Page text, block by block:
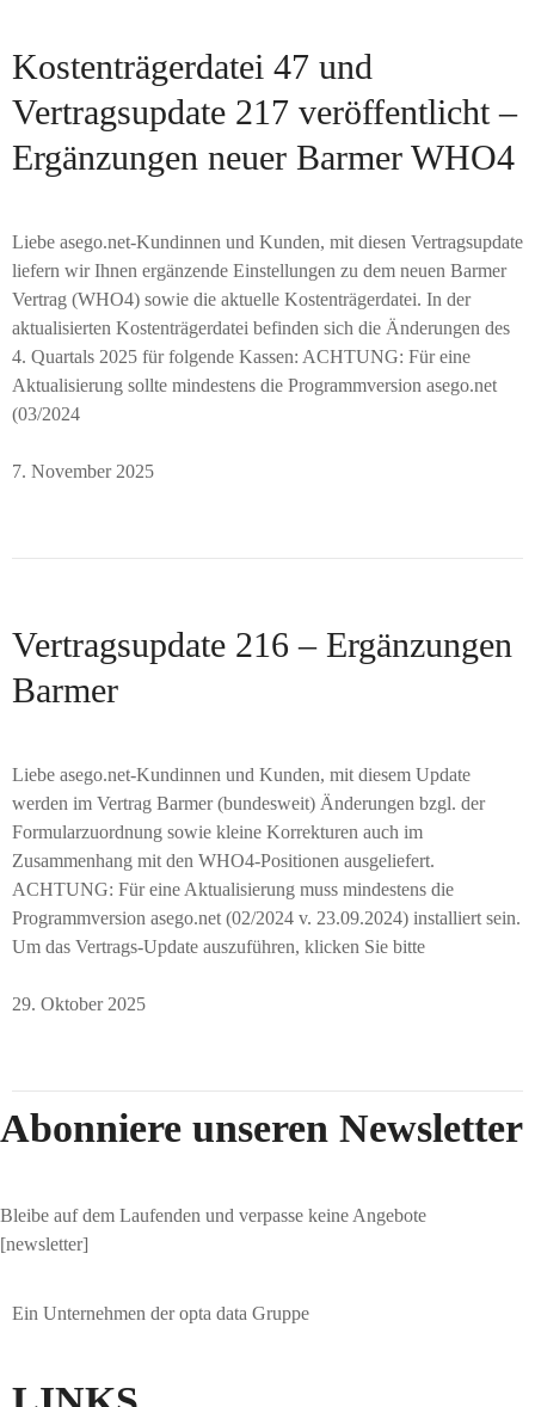
Kostenträgerdatei 47 und
Vertragsupdate 217 veröffentlicht –
Ergänzungen neuer Barmer WHO4
Liebe asego.net-Kundinnen und Kunden, mit diesen Vertragsupdate
liefern wir Ihnen ergänzende Einstellungen zu dem neuen Barmer
Vertrag (WHO4) sowie die aktuelle Kostenträgerdatei. In der
aktualisierten Kostenträgerdatei befinden sich die Änderungen des
4. Quartals 2025 für folgende Kassen: ACHTUNG: Für eine
Aktualisierung sollte mindestens die Programmversion asego.net
(03/2024
7. November 2025
Vertragsupdate 216 – Ergänzungen
Barmer
Liebe asego.net-Kundinnen und Kunden, mit diesem Update
werden im Vertrag Barmer (bundesweit) Änderungen bzgl. der
Formularzuordnung sowie kleine Korrekturen auch im
Zusammenhang mit den WHO4-Positionen ausgeliefert.
ACHTUNG: Für eine Aktualisierung muss mindestens die
Programmversion asego.net (02/2024 v. 23.09.2024) installiert sein.
Um das Vertrags-Update auszuführen, klicken Sie bitte
29. Oktober 2025
Abonniere unseren Newsletter
Bleibe auf dem Laufenden und verpasse keine Angebote
[newsletter]
Ein Unternehmen der opta data Gruppe